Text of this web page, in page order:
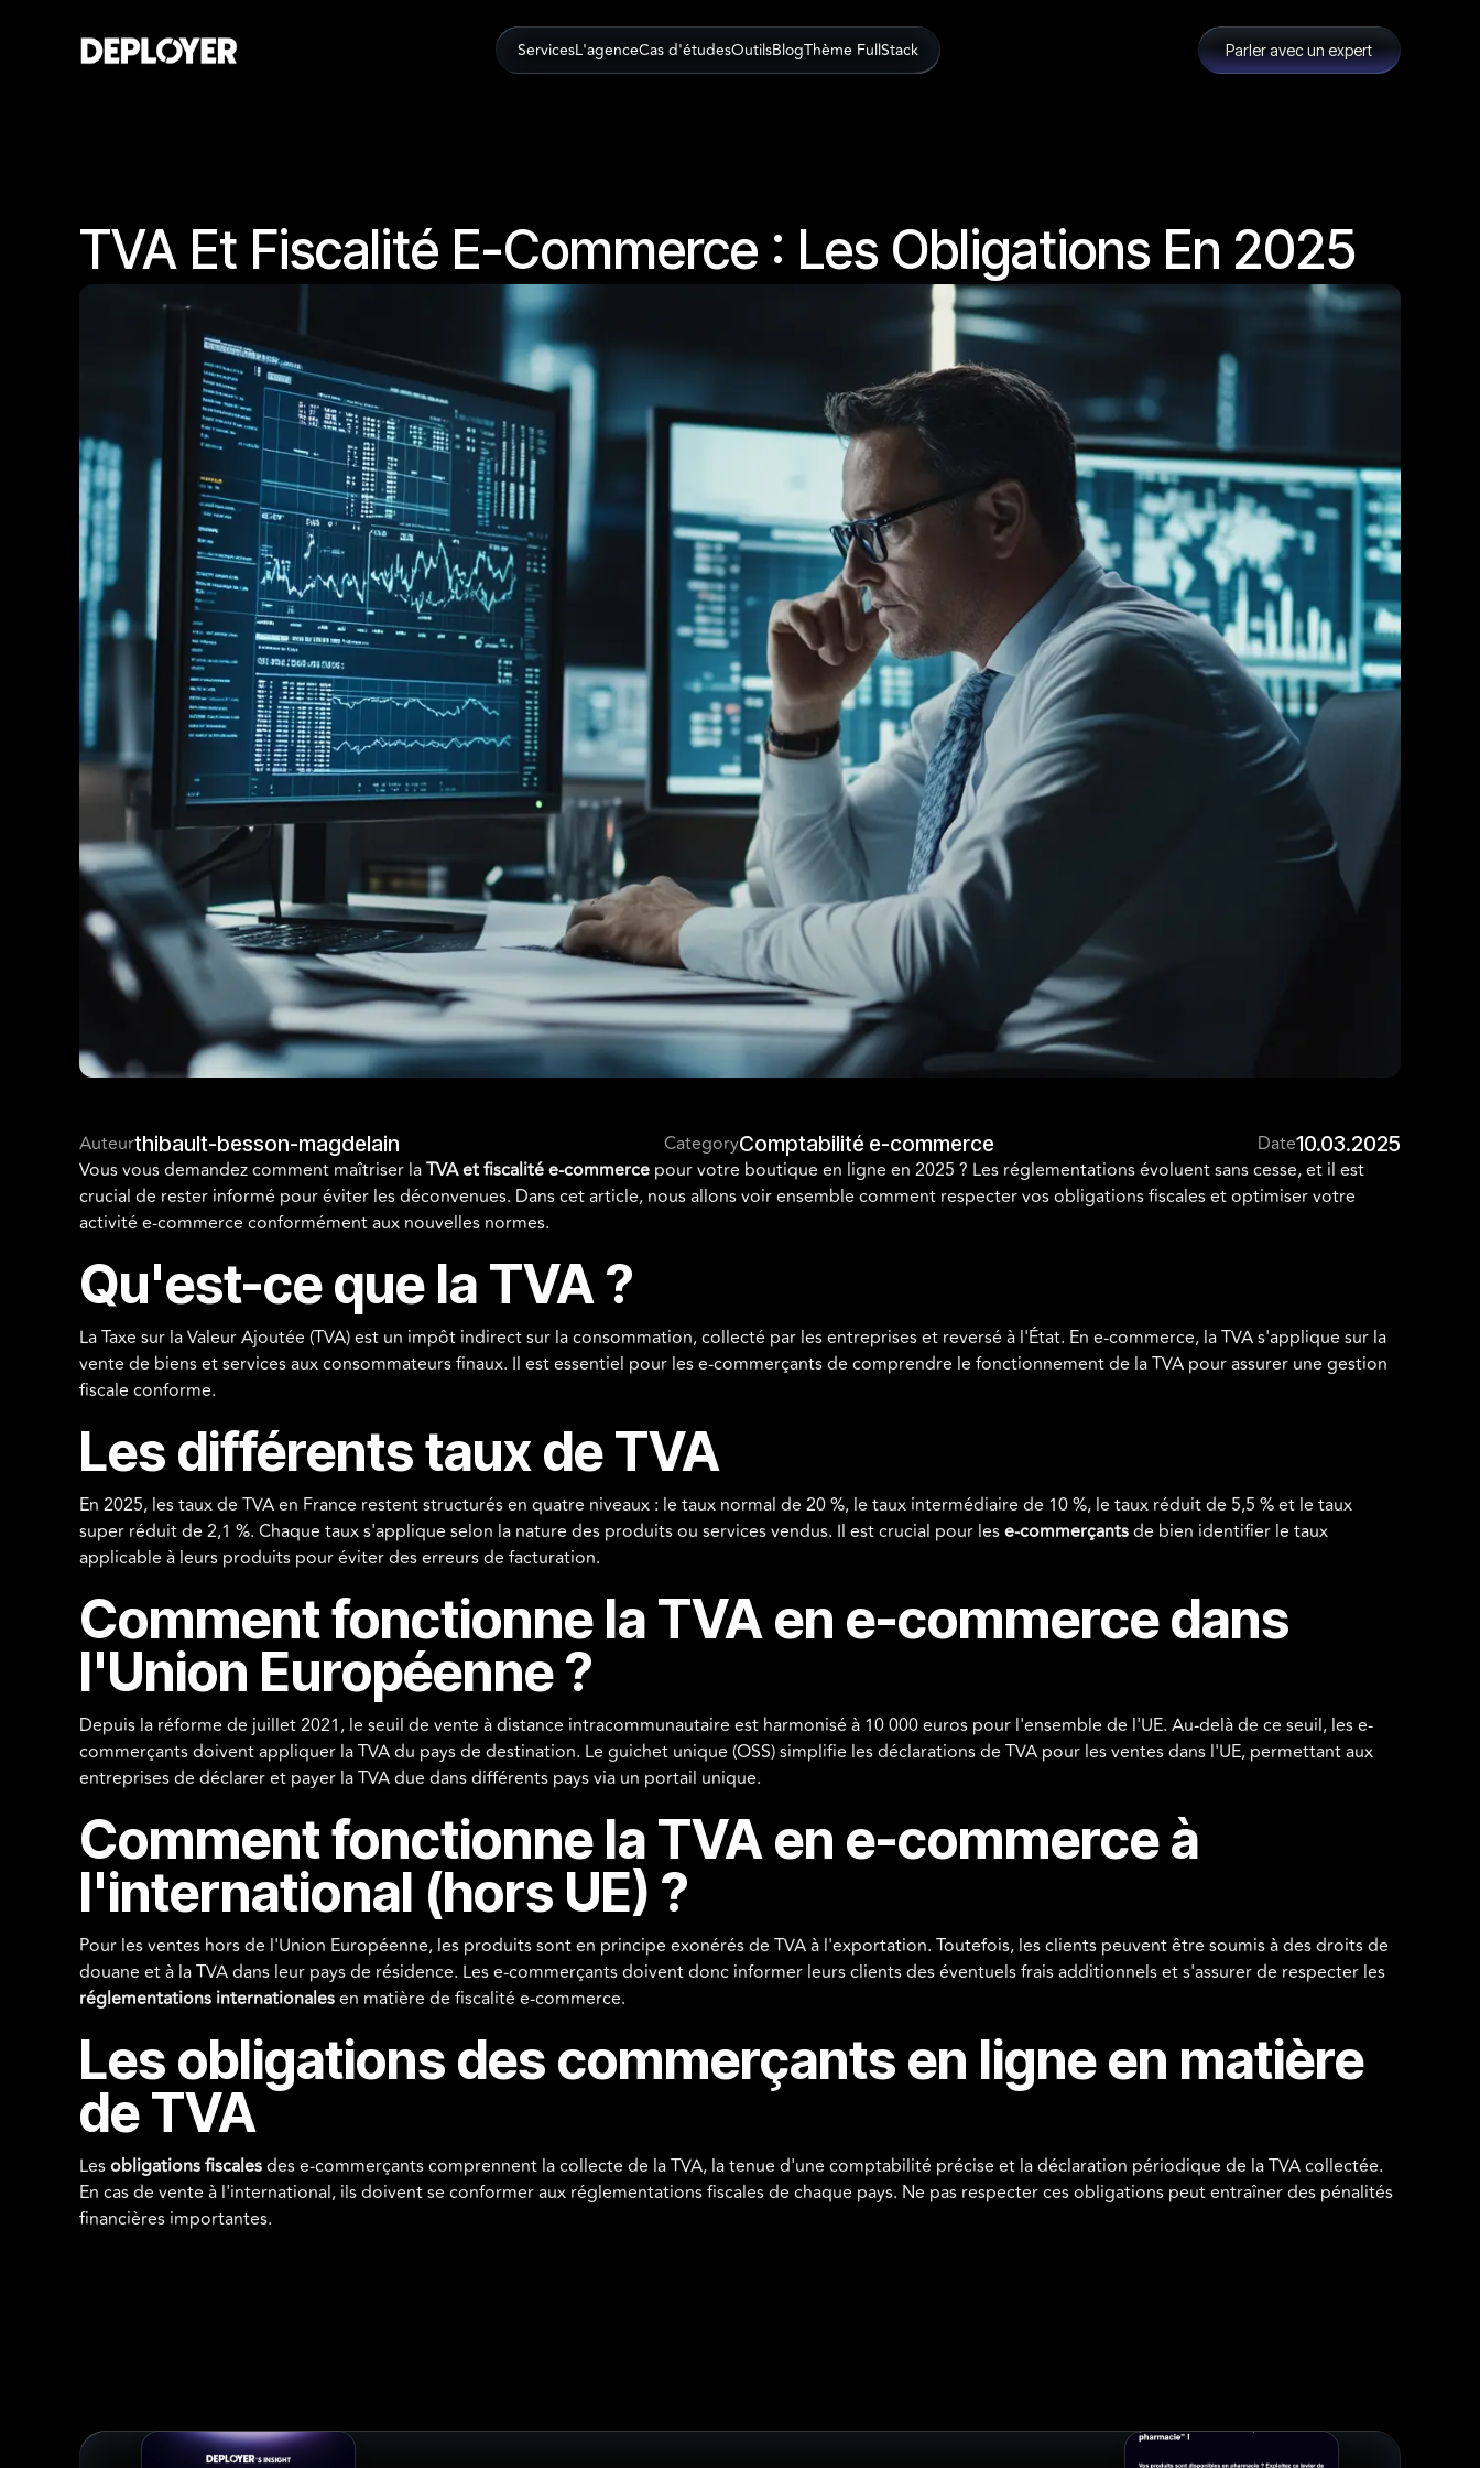
ServicesL'agenceCas d'étudesOutilsBlogThème FullStack Parler avec un expert
TVA Et Fiscalité E-Commerce : Les Obligations En 2025
Auteurthibault-besson-magdelain CategoryComptabilité e-commerce Date10.03.2025
Vous vous demandez comment maîtriser laTVA et fiscalité e-commerce pour votre boutique en ligne en 2025 ? Les réglementations évoluent sans cesse, et il est
crucial de rester informé pour éviter les déconvenues. Dans cet article, nous allons voir ensemble comment respecter vos obligations fiscales et optimiser votre
activité e-commerce conformément aux nouvelles normes.
Qu'est-ce que la TVA ?
La Taxe sur la Valeur Ajoutée (TVA) est un impôt indirect sur la consommation, collecté par les entreprises et reversé à l'État. En e-commerce, la TVA s'applique sur la
vente de biens et services aux consommateurs finaux. Il est essentiel pour les e-commerçants de comprendre le fonctionnement de la TVA pour assurer une gestion
fiscale conforme.
Les différents taux de TVA
En 2025, les taux de TVA en France restent structurés en quatre niveaux : le taux normal de 20 %, le taux intermédiaire de 10 %, le taux réduit de 5,5 % et le taux
super réduit de 2,1 %. Chaque taux s'applique selon la nature des produits ou services vendus. Il est crucial pour lese-commerçantsde bien identifier le taux
applicable à leurs produits pour éviter des erreurs de facturation.
Comment fonctionne la TVA en e-commerce dans
l'Union Européenne ?
Depuis la réforme de juillet 2021, le seuil de vente à distance intracommunautaire est harmonisé à 10 000 euros pour l'ensemble de l'UE. Au-delà de ce seuil, les e-
commerçants doivent appliquer la TVA du pays de destination. Le guichet unique (OSS) simplifie les déclarations de TVA pour les ventes dans l'UE, permettant aux
entreprises de déclarer et payer la TVA due dans différents pays via un portail unique.
Comment fonctionne la TVA en e-commerce à
l'international (hors UE) ?
Pour les ventes hors de l'Union Européenne, les produits sont en principe exonérés de TVA à l'exportation. Toutefois, les clients peuvent être soumis à des droits de
douane et à la TVA dans leur pays de résidence. Les e-commerçants doivent donc informer leurs clients des éventuels frais additionnels et s'assurer de respecter les
réglementations internationalesen matière de fiscalité e-commerce.
Les obligations des commerçants en ligne en matière
de TVA
Lesobligations fiscalesdes e-commerçants comprennent la collecte de la TVA, la tenue d'une comptabilité précise et la déclaration périodique de la TVA collectée.
En cas de vente à l'international, ils doivent se conformer aux réglementations fiscales de chaque pays. Ne pas respecter ces obligations peut entraîner des pénalités
financières importantes.